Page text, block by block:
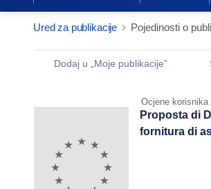
Ured za publikacije Pojedinosti o
Publication Detail
Dodaj u „Moje publikacije”
Ocjene korisnika
Proposta di
fornitura di